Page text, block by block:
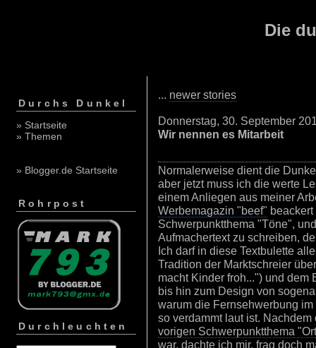
Die
Durchs Dunkel
» Startseite
» Themen
» Blogger.de Startseite
Rohrpost
Durchleuchten
... newer stories
Donnerstag, 30. September
Wir nennen es Mitarbeit
Normalerweise dient die
aber jetzt muss ich die werte
einem Anliegen aus meiner
Werbemagazin "beef"
Schwerpunktthema "Töne",
Aufmachertext zu schreiben,
Ich darf in diese Textbulette
Tradition der Marktschreier
macht Kinder froh...") und dem
bis hin zum Design von
warum die Fernsehwerbung
so verdammt laut ist. Nachdem
vorigen Schwerpunktthema
war, dachte ich mir, frag doch